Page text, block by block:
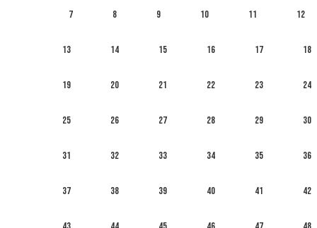
7 8 9 10 11 12
13 14 15 16 17 18
19 20 21 22 23 24
25 26 27 28 29 30
31 32 33 34 35 36
37 38 39 40 41 42